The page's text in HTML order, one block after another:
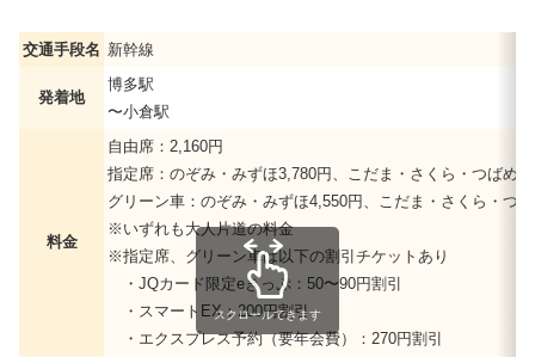
交通手段名 新幹線
発着地
博多駅
〜小倉駅
料金
自由席：2,160円
指定席：のぞみ・みずほ3,780円、こだま・さくら・つばめ
グリーン車：のぞみ・みずほ4,550円、こだま・さくら・つ
※いずれも大人片道の料金
※指定席、グリーン車は以下の割引チケットあり
・JQカード限定eきっぷ：50〜90円割引
・スマートEX：200円割引
・エクスプレス予約（要年会費）：270円割引
スクロールできます